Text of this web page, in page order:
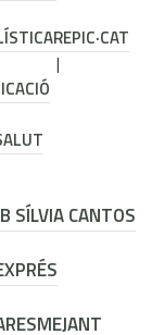
REPIC·CAT
SÍLVIA CANTOS